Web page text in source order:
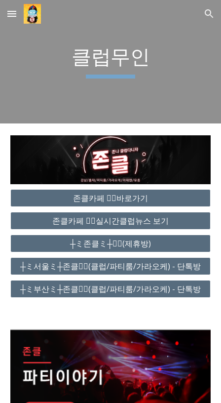
Skip to main content Skip to navigation
클럽무인
존클카페 ❤️‍🔥바로가기
존클카페 ❤️‍🔥실시간클럽뉴스 보기
┼ミ존클ミ┼❤️‍🔥(제휴방)
┼ミ서울ミ┼존클❤️‍🔥(클럽/파티룸/가라오케) - 단톡방
┼ミ부산ミ┼존클❤️‍🔥(클럽/파티룸/가라오케) - 단톡방